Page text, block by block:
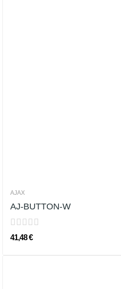
AJAX
AJ-BUTTON-W
41,48 €